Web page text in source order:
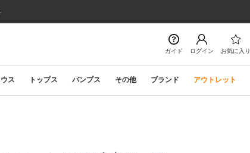
ガイド ログイン お気に入り
ス トップス パンプス その他 ブランド アウトレット